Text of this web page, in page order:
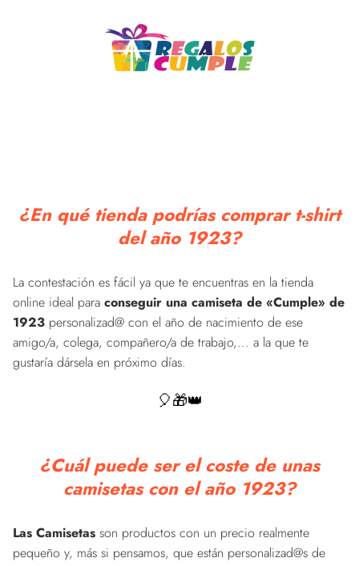
¿En qué tienda podrías comprar t-shirt
del año 1923?
La contestación es fácil ya que te encuentras en la tienda
online ideal para conseguir una camiseta de «Cumple» de
1923 personalizad@ con el año de nacimiento de ese
amigo/a, colega, compañero/a de trabajo,... a la que te
gustaría dársela en próximo días.
🎈🎁👑
¿Cuál puede ser el coste de unas
camisetas con el año 1923?
Las Camisetas son productos con un precio realmente
pequeño y, más si pensamos, que están personalizad@s de